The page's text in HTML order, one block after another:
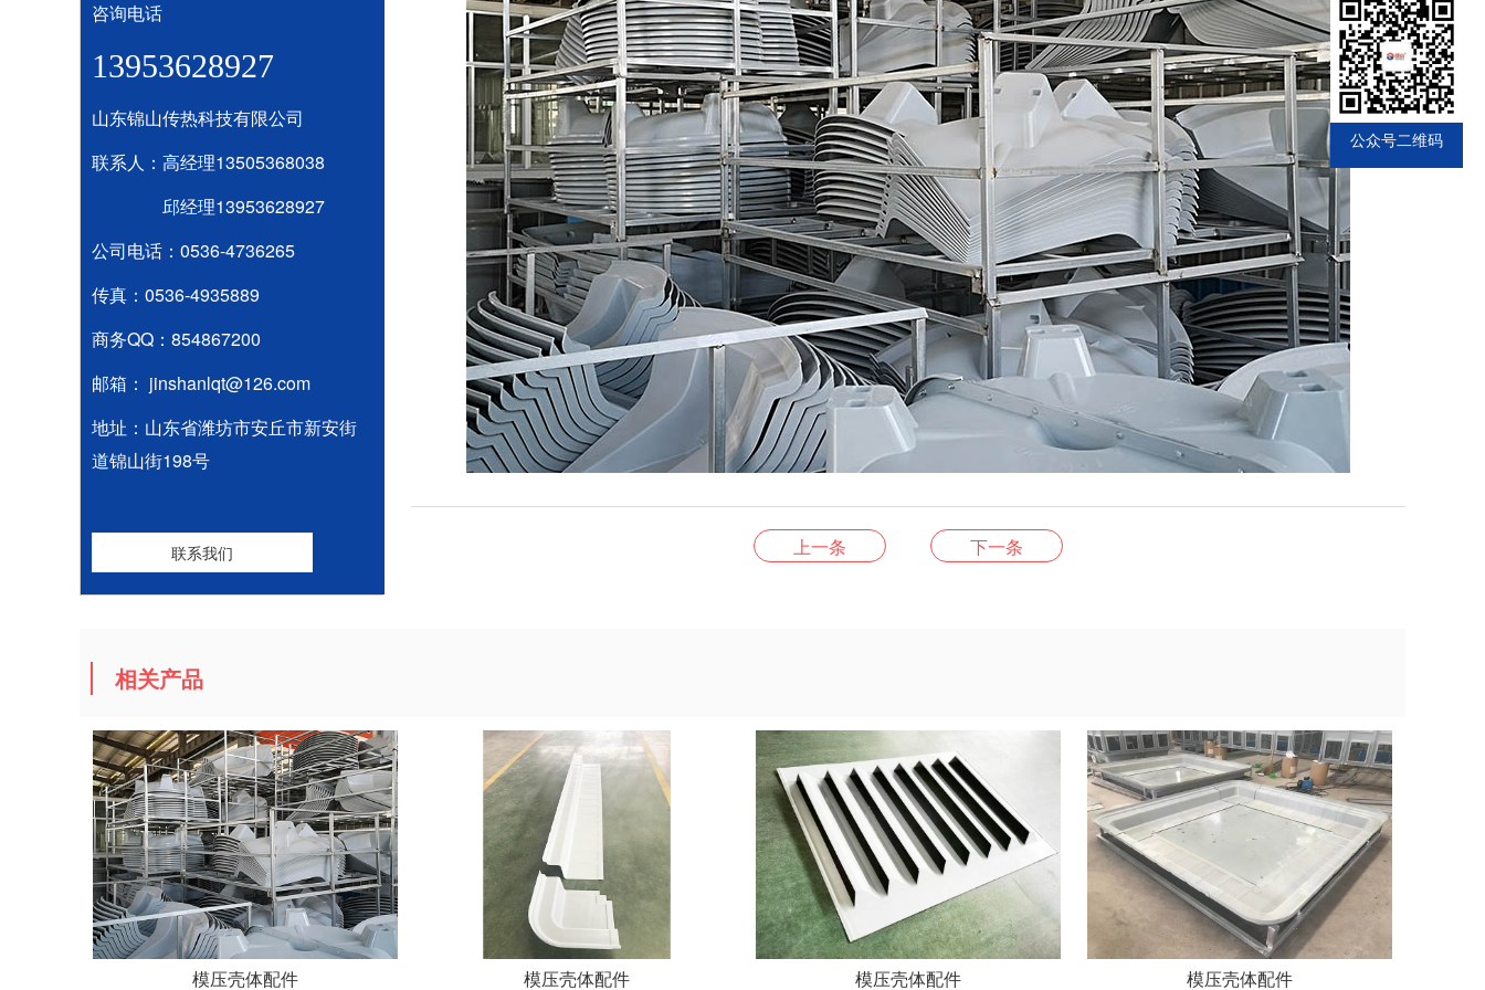
咨询电话
13953628927
山东锦山传热科技有限公司
联系人：高经理13505368038
邱经理13953628927
公司电话：0536-4736265
传真：0536-4935889
商务QQ：854867200
邮箱： jinshanlqt@126.com
地址：山东省潍坊市安丘市新安街
道锦山街198号
联系我们 上一条 下一条
相关产品
模压壳体配件 模压壳体配件 模压壳体配件 模压壳体配件
公众号二维码